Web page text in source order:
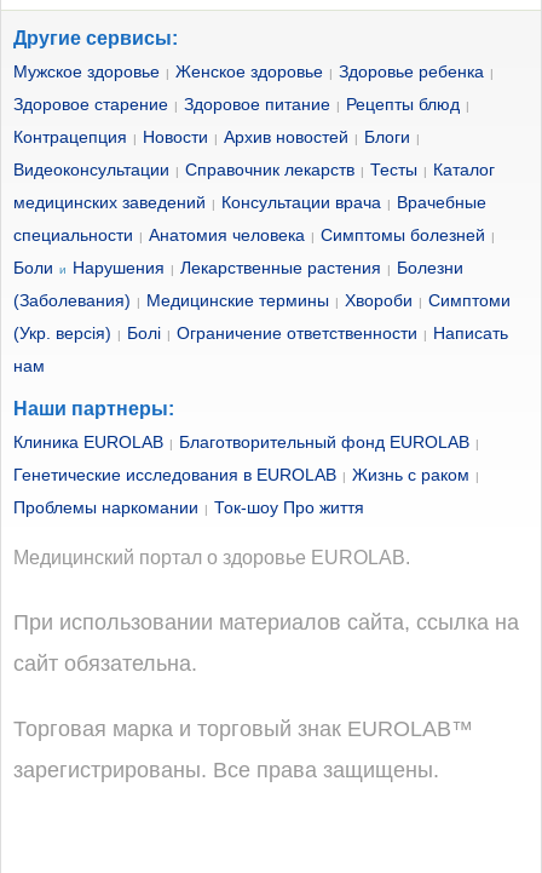
Другие сервисы:
Мужское здоровье Женское здоровье Здоровье ребенка
Здоровое старение Здоровое питание Рецепты блюд
Контрацепция Новости Архив новостей Блоги
Видеоконсультации Справочник лекарств Тесты
Каталог
медицинских заведений
Консультации врача
Врачебные
специальности
Анатомия человека Симптомы болезней
Боли и Нарушения Лекарственные растения
Болезни
(Заболевания)
Медицинские термины Хвороби
Симптоми
(Укр. версія)
Болі Ограничение ответственности
Написать
нам
Наши партнеры:
Клиника EUROLAB Благотворительный фонд EUROLAB
Генетические исследования в EUROLAB Жизнь с раком
Проблемы наркомании Ток-шоу Про життя
Медицинский портал о здоровье EUROLAB.
При использовании материалов сайта, ссылка на
сайт обязательна.
Торговая марка и торговый знак EUROLAB™
зарегистрированы. Все права защищены.